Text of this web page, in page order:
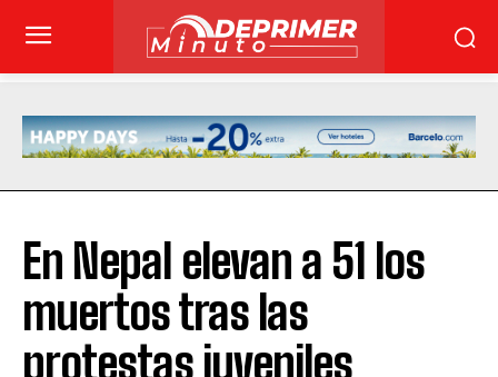
En Nepal elevan a 51 los
muertos tras las
protestas juveniles